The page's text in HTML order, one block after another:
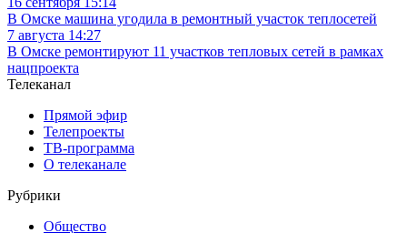
В Омске машина угодила в ремонтный участок теплосетей
7 августа 14:27
В Омске ремонтируют 11 участков тепловых сетей в рамках
нацпроекта
Телеканал
Прямой эфир
Телепроекты
ТВ-программа
О телеканале
Рубрики
Общество